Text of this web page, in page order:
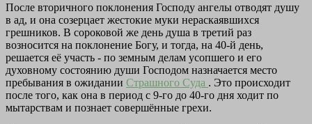
После вторичного поклонения Господу ангелы отводят душу
в ад, и она созерцает жестокие муки нераскаявшихся
грешников. В сороковой же день душа в третий раз
возносится на поклонение Богу, и тогда, на 40-й день,
решается её участь - по земным делам усопшего и его
духовному состоянию души Господом назначается место
пребывания в ожидании Страшного Суда . Это происходит
после того, как она в период с 9-го до 40-го дня ходит по
мытарствам и познает совершённые грехи.